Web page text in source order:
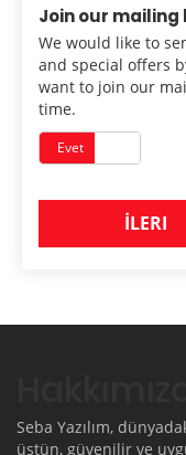
Join our mailing
We would like to
and special offers
want to join our
time.
Evet
İLERI
Seba Yazılım,
üstün, güvenilir ve